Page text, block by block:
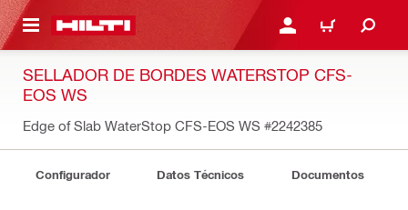
PRINCIPAL INICIE SESIÓN O
CARRITO
SELLADOR DE BORDES WATERSTOP CFS-
EOS WS
Edge of Slab WaterStop CFS-EOS WS #2242385
Configurador Datos Técnicos Documentos